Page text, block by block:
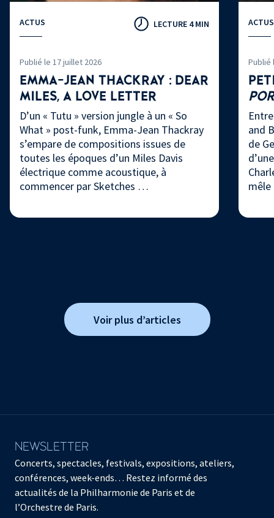
ACTUS LECTURE 4 MIN
Publié le 17 juillet 2026
EMMA-JEAN THACKRAY : DEAR
MILES, A LOVE LETTER
D’un « Tutu » version jungle à un « So
What » post-funk, Emma-Jean Thackray
s’empare de compositions issues de
toutes les époques d’un Miles Davis
électrique comme acoustique, à
commencer par Sketches …
ACTUS
Publié
and
de
Voir plus d’articles
NEWSLETTER
Concerts, spectacles, festivals, expositions, ateliers,
conférences, week-ends… Restez informé des
actualités de la Philharmonie de Paris et de
l’Orchestre de Paris.